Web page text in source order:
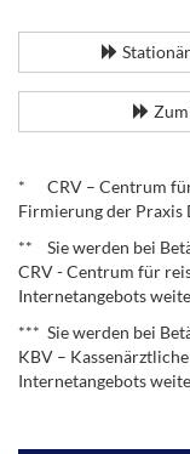
* CRV – Centrum für
Firmierung der Praxis
** Sie werden bei
CRV - Centrum für
Internetangebots
*** Sie werden bei
KBV –
Internetangebots